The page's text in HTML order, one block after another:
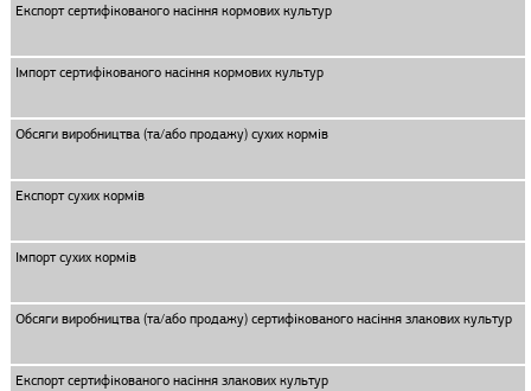
Експорт сертифікованого насіння кормових культур
Імпорт сертифікованого насіння кормових культур
Обсяги виробництва (та/або продажу) сухих кормів
Експорт сухих кормів
Імпорт сухих кормів
Обсяги виробництва (та/або продажу) сертифікованого насіння злакових культур
Експорт сертифікованого насіння злакових культур